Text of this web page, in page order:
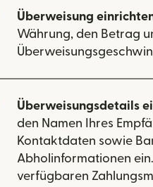
Überweisung
Währung, den Betrag
Überweisungsdetails
den Namen Ihres
Kontaktdaten sowie
Abholinformationen
verfügbaren